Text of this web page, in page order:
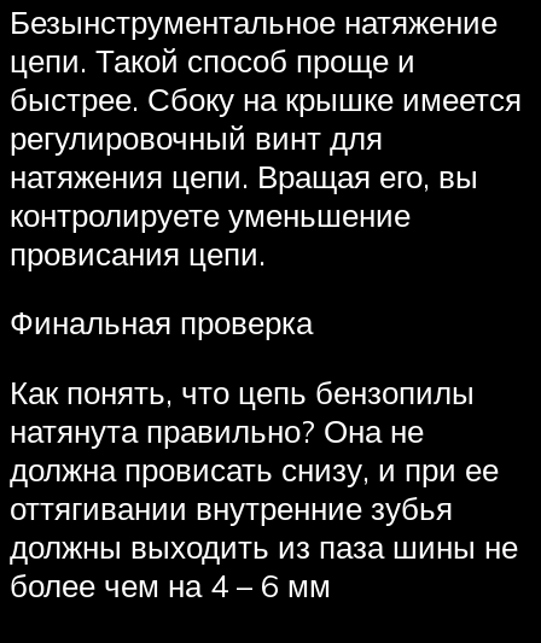
Безынструментальное натяжение
цепи. Такой способ проще и
быстрее. Сбоку на крышке имеется
регулировочный винт для
натяжения цепи. Вращая его, вы
контролируете уменьшение
провисания цепи.
Финальная проверка
Как понять, что цепь бензопилы
натянута правильно? Она не
должна провисать снизу, и при ее
оттягивании внутренние зубья
должны выходить из паза шины не
более чем на 4 – 6 мм